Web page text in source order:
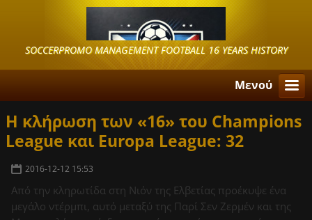
SOCCERPROMO MANAGEMENT FOOTBALL 16 YEARS HISTORY
Μενού
H κλήρωση των «16» του Champions
League και Europa League: 32
2016-12-12 15:53
Από την κληρωτίδα στη Νιόν της Ελβετίας προέκυψε ένα
μεγάλο ντέρμπι, αυτό μεταξύ της Παρί Σεν Ζερμέν και της